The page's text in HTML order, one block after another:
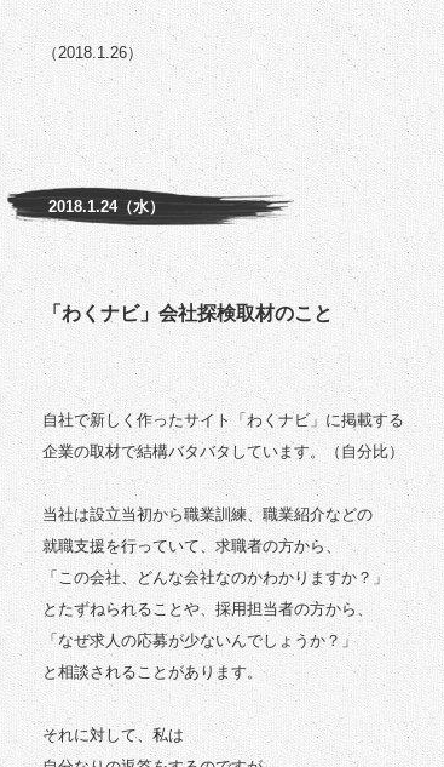
（2018.1.26）
2018.1.24（水）
「わくナビ」会社探検取材のこと
自社で新しく作ったサイト「わくナビ」に掲載する
企業の取材で結構バタバタしています。（自分比）
当社は設立当初から職業訓練、職業紹介などの
就職支援を行っていて、求職者の方から、
「この会社、どんな会社なのかわかりますか？」
とたずねられることや、採用担当者の方から、
「なぜ求人の応募が少ないんでしょうか？」
と相談されることがあります。
それに対して、私は